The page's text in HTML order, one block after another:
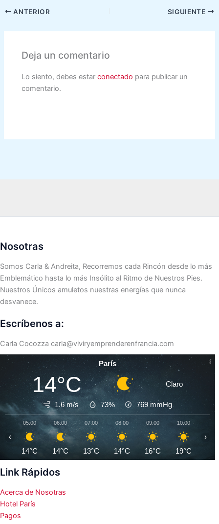
ANTERIOR SIGUIENTE
Deja un comentario
Lo siento, debes estarconectado para publicar un
comentario.
Nosotras
Somos Carla & Andreita, Recorremos cada Rincón desde lo más
Emblemático hasta lo más Insólito al Ritmo de Nuestros Pies.
Nuestros Únicos amuletos nuestras energías que nunca
desvanece.
Escríbenos a:
Carla Cocozza carla@viviryemprenderenfrancia.com
París
14°C Claro
1.6 m/s 73% 769 mmHg
05:00
14°C
06:00
14°C
07:00
13°C
08:00
14°C
09:00
16°C
10:00
19°C
‹ ›
Link Rápidos
Acerca de Nosotras
Hotel París
Pagos